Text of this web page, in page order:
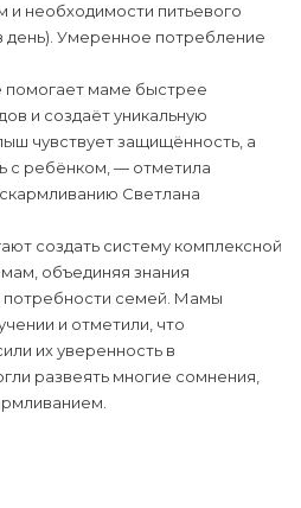
и необходимости питьевого
день). Умеренное потребление
помогает маме быстрее
и создаёт уникальную
чувствует защищённость, а
с ребёнком, — отметила
Светлана
создать систему комплексной
объединяя знания
потребности семей. Мамы
и отметили, что
их уверенность в
развеять многие сомнения,